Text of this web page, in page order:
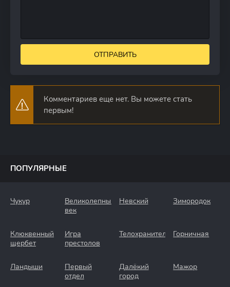
ОТПРАВИТЬ
Комментариев еще нет. Вы можете стать
первым!
ПОПУЛЯРНЫЕ
Чукур
Великолепный
век
Невский Зимородок
Клюквенный
щербет
Игра
престолов
Телохранители Горничная
Ландыши
Первый
отдел
Далёкий
город
Мажор